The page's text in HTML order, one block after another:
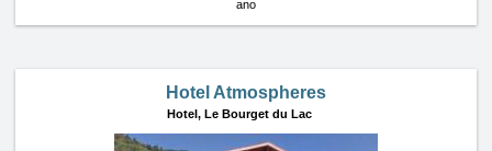
ano
Hotel Atmospheres
Hotel, Le Bourget du Lac